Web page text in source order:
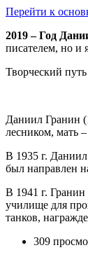
Перейти к
2019 – Год
писателем, но и
Творческий
Даниил Гранин
лесником, мать
В 1935 г.
был направлен
В 1941 г. Гранин
училище для
танков,
309